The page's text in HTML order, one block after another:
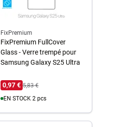
FixPremium
FixPremium FullCover
Glass - Verre trempé pour
Samsung Galaxy S25 Ultra
0,97 € 5,83 €
EN STOCK 2 pcs